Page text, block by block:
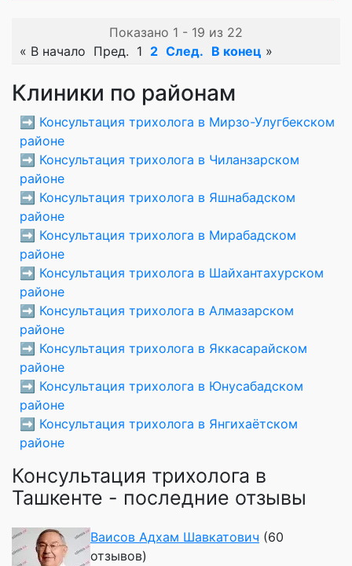
Показано 1 - 19 из 22
« В начало Пред. 1 2 След. В конец »
Клиники по районам
➡️ Консультация трихолога в Мирзо-Улугбекском
районе
➡️ Консультация трихолога в Чиланзарском
районе
➡️ Консультация трихолога в Яшнабадском
районе
➡️ Консультация трихолога в Мирабадском
районе
➡️ Консультация трихолога в Шайхантахурском
районе
➡️ Консультация трихолога в Алмазарском
районе
➡️ Консультация трихолога в Яккасарайском
районе
➡️ Консультация трихолога в Юнусабадском
районе
➡️ Консультация трихолога в Янгихаётском
районе
Консультация трихолога в
Ташкенте - последние отзывы
Ваисов Адхам Шавкатович (60
отзывов)